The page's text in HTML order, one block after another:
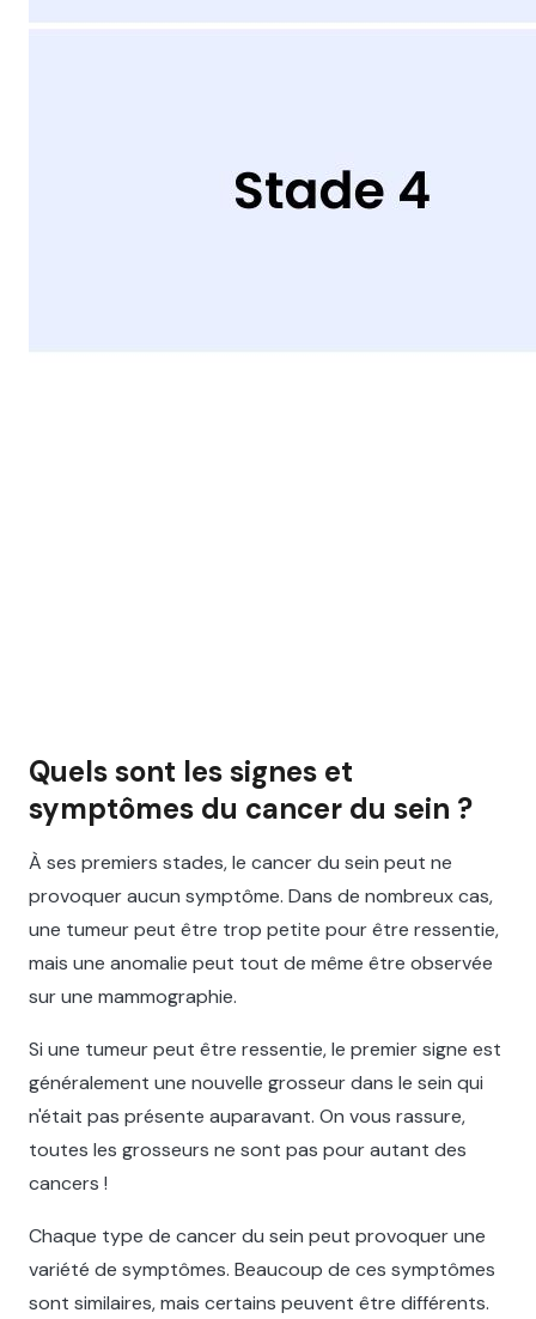
Quels sont les signes et
symptômes du cancer du sein ?
À ses premiers stades, le cancer du sein peut ne
provoquer aucun symptôme. Dans de nombreux cas,
une tumeur peut être trop petite pour être ressentie,
mais une anomalie peut tout de même être observée
sur une mammographie.
Si une tumeur peut être ressentie, le premier signe est
généralement une nouvelle grosseur dans le sein qui
n'était pas présente auparavant. On vous rassure,
toutes les grosseurs ne sont pas pour autant des
cancers !
Chaque type de cancer du sein peut provoquer une
variété de symptômes. Beaucoup de ces symptômes
sont similaires, mais certains peuvent être différents.